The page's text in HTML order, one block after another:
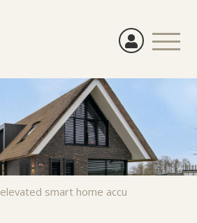
elevated smart home accu